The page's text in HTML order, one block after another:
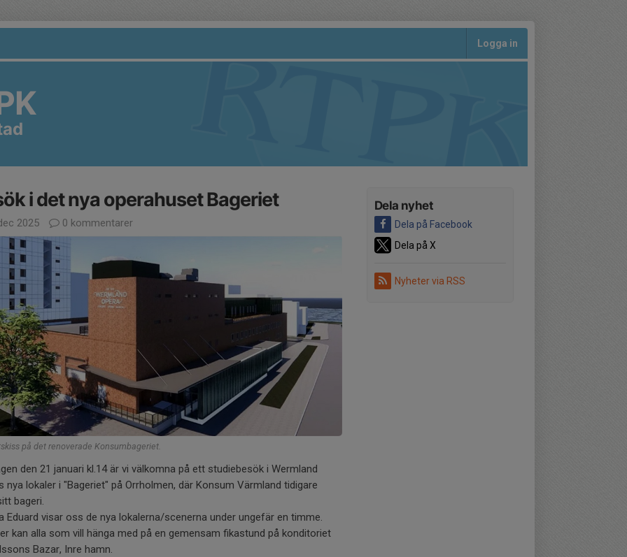
Logga in
Dela nyhet
Dela på Facebook
Dela på X
Nyheter via RSS
i det nya operahuset Bageriet
2025 0 kommentarer
på det renoverade Konsumbageriet.
den 21 januari kl.14 är vi välkomna på ett studiebesök i Wermland
nya lokaler i "Bageriet" på Orrholmen, där Konsum Värmland tidigare
bageri.
Eduard visar oss de nya lokalerna/scenerna under ungefär en timme.
kan alla som vill hänga med på en gemensam fikastund på konditoriet
Bazar, Inre hamn.